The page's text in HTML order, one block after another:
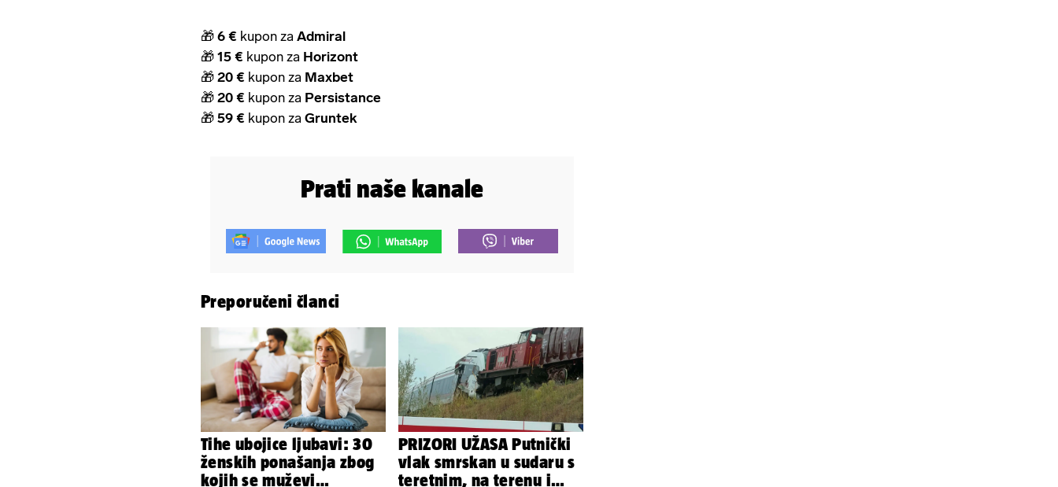
🎁 6 € kupon za Admiral
🎁 15 € kupon za Horizont
🎁 20 € kupon za Maxbet
🎁 20 € kupon za Persistance
🎁 59 € kupon za Gruntek
Prati naše kanale
Preporučeni članci
Tihe ubojice ljubavi: 30
ženskih ponašanja zbog
kojih se muževi
PRIZORI UŽASA Putnički
vlak smrskan u sudaru s
teretnim, na terenu i